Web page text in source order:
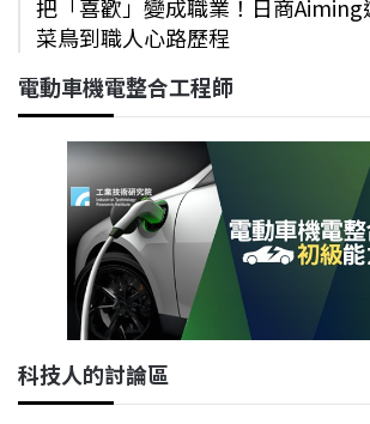
把「喜歡」變成職業！日商
菜鳥到職人心路歷程
電動車機電整合工程師
科技人的討論區